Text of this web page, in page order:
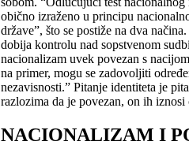
obično izraženo u principu
države”, što se postiže na dva
dobija kontrolu nad sopstvenom
nacionalizam uvek povezan s
na primer, mogu se zadovoljiti
nezavisnosti.” Pitanje identiteta je
razlozima da je povezan, on ih
NACIONALIZAM I